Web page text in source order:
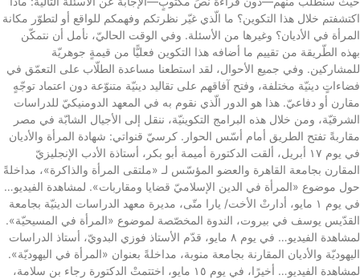
اكتشفتم خلال هذا التكوين؟ ما الّذي غيّر نظرتكم وفهمكم للواقع أو لتطوّر مكانة
المرأة في الأديان؟ وغيرها من الأسئلة. وفي الوقت الحاليّ، نأمل أن نتمكّن
بهذه الطّريقة من تقييم ما أضافه هذا التكوين فعليًّا من قيمةٍ جوهريّة
للمشاركين. وفي جميع الأحوال، لقد استطعنا مساعدة الطلّاب على التعمّق في
فضاءاتٍ دينيّة مختلفة، وفتح آفاقهم على تقاليد دينيّة متنوّعة دون اعتماد توجّهٍ
مقارن أو دفاعيّ. هذا هو الدور الّذي نقوم به في المعهد الدومنيكيّ للدراسات
الشرقيّة، ومن خلال هذه البرامج التكوينيّة، ننقل إلى الأجيال الشابّة في مصر
مقاربةً تفتح الطريق أمام أسّس الحوار. كرسيّ قنواتي: شهادة المرأة والأديان
في يوم ١٧ أبريل، ألقت الدكتورة أميمة أبو بكر، أستاذة الأدب الإنجليزيّ
المقارن بجامعة القاهرة والعضو المؤسّس لـ «ملتقى المرأة والذاكرة»، مداخلةً
حول موضوع «المرأة في الدين الإسلاميّ قضايا ومقاربات». لمشاهدة الفيديو…
في يوم ١ مايو، أدارتْ الأخت/ يارا متّى، مديرة معهد الدراسات الدينيّة بجامعة
القدّيس يوسف في بيروت، الندوة المخصّصة لموضوع «المرأة في المسيحيّة».
لمشاهدة الفيديو… في يوم ٨ مايو، قدّم الأستاذ فوزي البدويّ، أستاذ الدراسات
اليهوديّة والأديان المقارنة بجامعة منوبة، مداخلةً بعنوان «المرأة في اليهوديّة».
لمشاهدة الفيديو… أخيرًا، في يوم ١٥ مايو، اختتمتْ الدكتورة رجاء بن سلامة،